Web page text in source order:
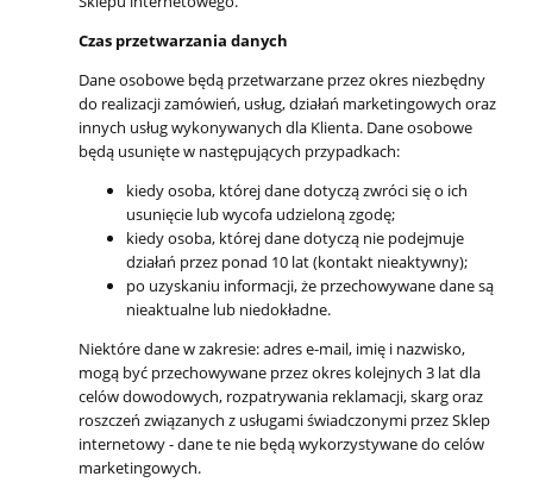
Czas przetwarzania danych
Dane osobowe będą przetwarzane przez okres niezbędny
do realizacji zamówień, usług, działań marketingowych oraz
innych usług wykonywanych dla Klienta. Dane osobowe
będą usunięte w następujących przypadkach:
kiedy osoba, której dane dotyczą zwróci się o ich
usunięcie lub wycofa udzieloną zgodę;
kiedy osoba, której dane dotyczą nie podejmuje
działań przez ponad 10 lat (kontakt nieaktywny);
po uzyskaniu informacji, że przechowywane dane są
nieaktualne lub niedokładne.
Niektóre dane w zakresie: adres e-mail, imię i nazwisko,
mogą być przechowywane przez okres kolejnych 3 lat dla
celów dowodowych, rozpatrywania reklamacji, skarg oraz
roszczeń związanych z usługami świadczonymi przez Sklep
internetowy - dane te nie będą wykorzystywane do celów
marketingowych.